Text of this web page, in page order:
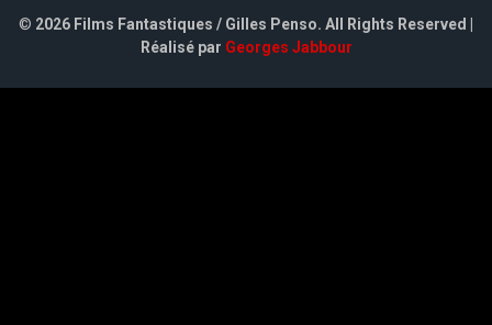
© 2026 Films Fantastiques / Gilles Penso. All Rights Reserved |
Réalisé par Georges Jabbour